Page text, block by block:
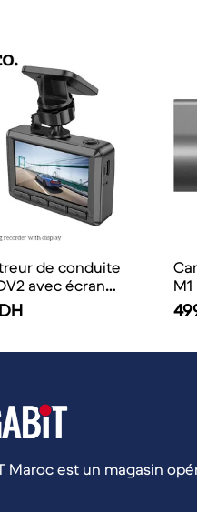
de conduite
avec écran
de 2,45 pouces
DH
et
Maroc est un magasin